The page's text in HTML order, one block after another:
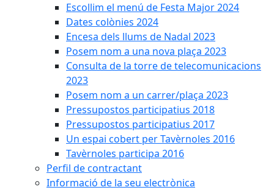
Escollim el menú de Festa Major 2024
Dates colònies 2024
Encesa dels llums de Nadal 2023
Posem nom a una nova plaça 2023
Consulta de la torre de telecomunicacions
2023
Posem nom a un carrer/plaça 2023
Pressupostos participatius 2018
Pressupostos participatius 2017
Un espai cobert per Tavèrnoles 2016
Tavèrnoles participa 2016
Perfil de contractant
Informació de la seu electrònica